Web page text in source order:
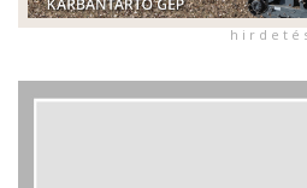
h i r d e t é